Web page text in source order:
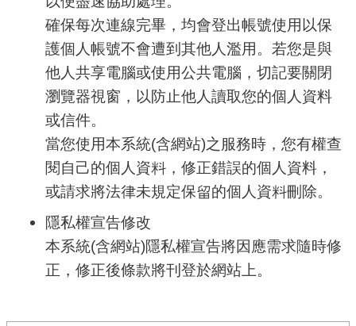
確保每次連線完畢，均會登出帳號使用以保
護個人帳號不會遭到其他人濫用。若您是與
他人共享電腦或使用公共電腦，切記要關閉
瀏覽器視窗，以防止他人讀取您的個人資料
或信件。
當您使用本系統(含網站)之服務時，您有權查
閱自己的個人資料，修正錯誤的個人資料，
或請求將法律未規定保留的個人資料刪除。
隱私權宣告修改
本系統(含網站)隱私權宣告將因應需求隨時修
正，修正後條款將刊登於網站上。